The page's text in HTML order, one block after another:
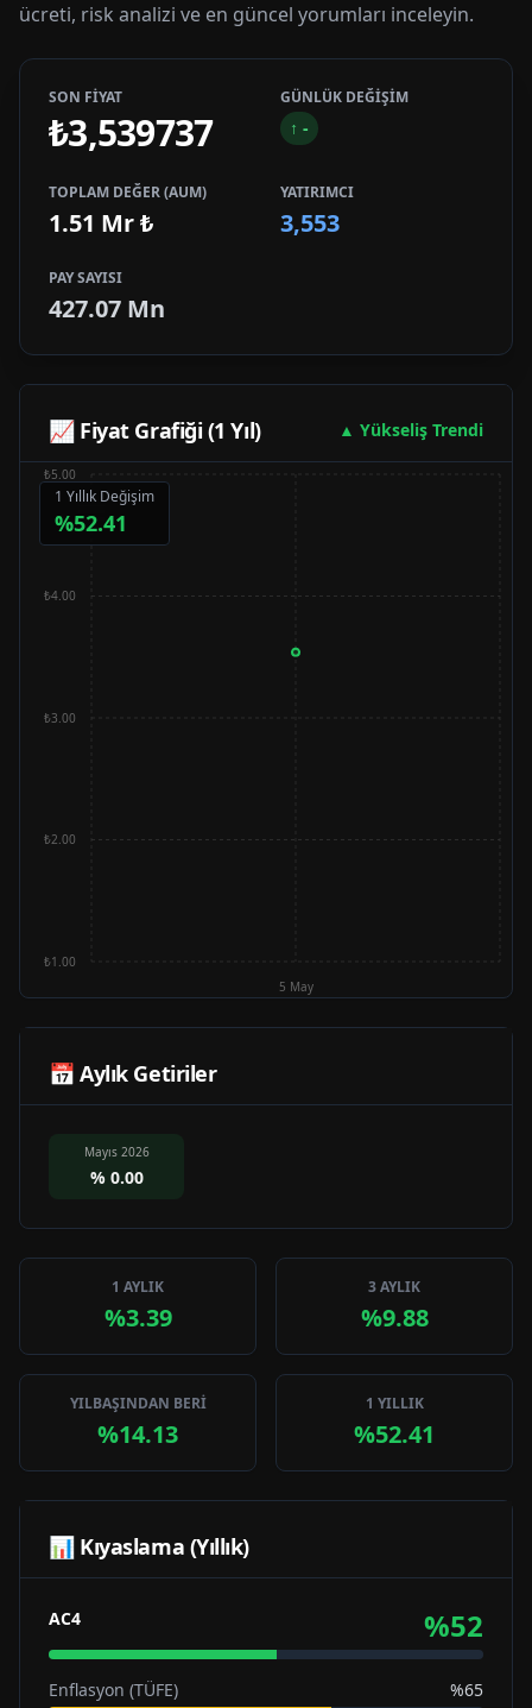
ücreti, risk analizi ve en güncel yorumları inceleyin.
SON FİYAT
₺3,539737
GÜNLÜK DEĞİŞİM
↑ -
TOPLAM DEĞER (AUM)
1.51 Mr₺
YATIRIMCI
3,553
PAY SAYISI
427.07 Mn
📈 Fiyat Grafiği (1 Yıl) ▲ Yükseliş Trendi
1 Yıllık Değişim
%52.41
5 May
₺1.00
₺2.00
₺3.00
₺4.00
₺5.00
📅 Aylık Getiriler
Mayıs 2026
% 0.00
1 AYLIK
%3.39
3 AYLIK
%9.88
YILBAŞINDAN BERİ
%14.13
1 YILLIK
%52.41
📊 Kıyaslama (Yıllık)
AC4 %52
Enflasyon (TÜFE) %65